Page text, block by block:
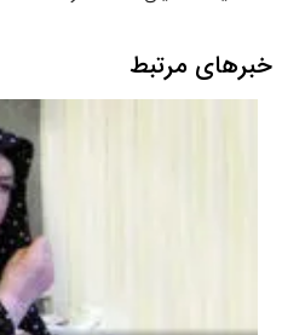
خبرهای مرتبط